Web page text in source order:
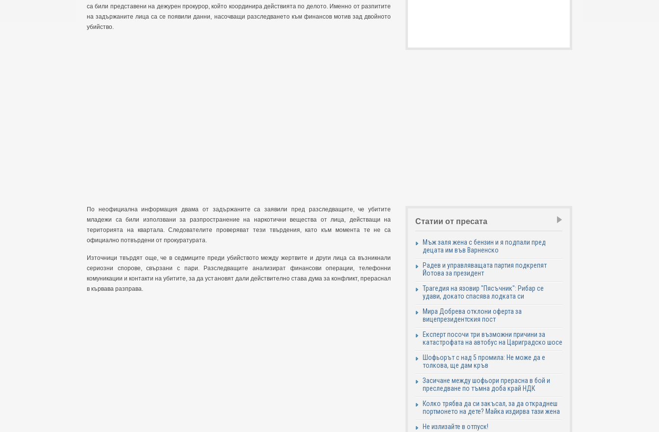
са били представени на дежурен прокурор, който координира действията по делото. Именно от разпитите
на задържаните лица са се появили данни, насочващи разследването към финансов мотив зад двойното
убийство.
По неофициална информация двама от задържаните са заявили пред разследващите, че убитите
младежи са били използвани за разпространение на наркотични вещества от лица, действащи на
територията на квартала. Следователите проверяват тези твърдения, като към момента те не са
официално потвърдени от прокуратурата.
Източници твърдят още, че в седмиците преди убийството между жертвите и други лица са възникнали
сериозни спорове, свързани с пари. Разследващите анализират финансови операции, телефонни
комуникации и контакти на убитите, за да установят дали действително става дума за конфликт, прераснал
в кървава разправа.
Статии от пресата
Мъж заля жена с бензин и я подпали пред
децата им във Варненско
Радев и управляващата партия подкрепят
Йотова за президент
Трагедия на язовир "Пясъчник": Рибар се
удави, докато спасява лодката си
Мира Добрева отклони оферта за
вицепрезидентския пост
Експерт посочи три възможни причини за
катастрофата на автобус на Цариградско шосе
Шофьорът с над 5 промила: Не може да е
толкова, ще дам кръв
Засичане между шофьори прерасна в бой и
преследване по тъмна доба край НДК
Колко трябва да си закъсал, за да откраднеш
портмонето на дете? Майка издирва тази жена
Не излизайте в отпуск!